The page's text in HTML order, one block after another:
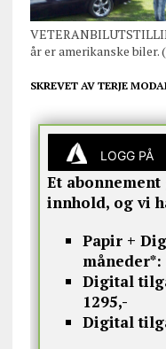
år er amerikanske
SKREVET AV TERJE
LOGG PÅ
Et
innhold, og vi
Papir +
måneder*:
Digital
1295,-
Digital